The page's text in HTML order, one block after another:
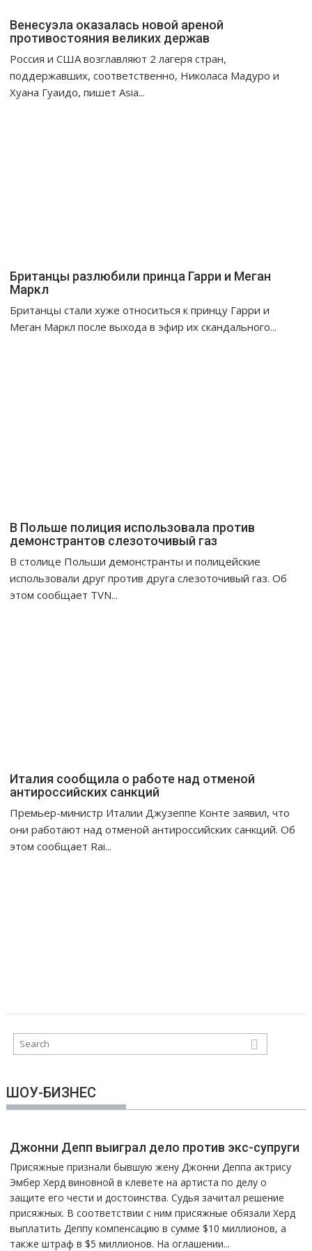
Венесуэла оказалась новой ареной
противостояния великих держав
Россия и США возглавляют 2 лагеря стран,
поддержавших, соответственно, Николаса Мадуро и
Хуана Гуаидо, пишет Asia...
Британцы разлюбили принца Гарри и Меган
Маркл
Британцы стали хуже относиться к принцу Гарри и
Меган Маркл после выхода в эфир их скандального...
В Польше полиция использовала против
демонстрантов слезоточивый газ
В столице Польши демонстранты и полицейские
использовали друг против друга слезоточивый газ. Об
этом сообщает TVN...
Италия сообщила о работе над отменой
антироссийских санкций
Премьер-министр Италии Джузеппе Конте заявил, что
они работают над отменой антироссийских санкций. Об
этом сообщает Rai...
ШОУ-БИЗНЕС
Джонни Депп выиграл дело против экс-супруги
Присяжные признали бывшую жену Джонни Деппа актрису
Эмбер Херд виновной в клевете на артиста по делу о
защите его чести и достоинства. Судья зачитал решение
присяжных. В соответствии с ним присяжные обязали Херд
выплатить Деппу компенсацию в сумме $10 миллионов, а
также штраф в $5 миллионов. На оглашении...